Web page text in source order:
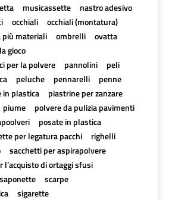
musicassette
nastro adesivo
occhiali
occhiali (montatura)
materiali
ombrelli
ovatta
gioco
per la polvere
pannolini
peli
peluche pennarelli
penne
in plastica
piastrine per zanzare
piume
polvere da pulizia pavimenti
posate in plastica
per legatura pacchi
righelli
sacchetti per aspirapolvere
l’acquisto di ortaggi sfusi
scarpe
sigarette